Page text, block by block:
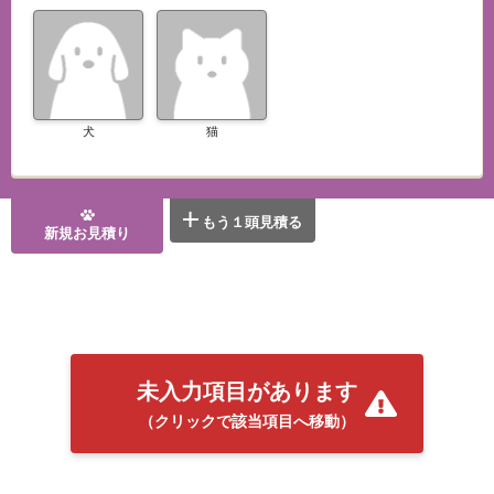
犬 猫
新規お見積り
もう１頭見積る
未入力項目があります
（クリックで該当項目へ移動）